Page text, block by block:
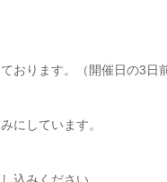
おります。（開催日の3日
にしています。
込みください。